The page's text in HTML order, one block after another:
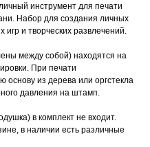
инструмент для печати
Набор для создания личных
и творческих развлечений.
между собой) находятся на
При печати
основу из дерева или оргстекла
давления на штамп.
в комплект не входит.
в наличии есть различные